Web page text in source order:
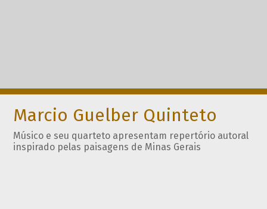
Marcio Guelber Quinteto
Músico e seu quarteto apresentam repertório autoral
inspirado pelas paisagens de Minas Gerais